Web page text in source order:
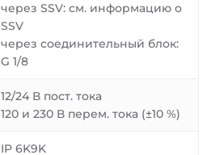
через SSV: см. информацию о
SSV
через соединительный блок:
G 1/8
12/24 В пост. тока
120 и 230 В перем. тока (±10 %)
IP 6K9K